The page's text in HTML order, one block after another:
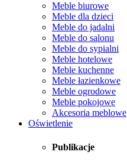
Meble biurowe
Meble dla dzieci
Meble do jadalni
Meble do salonu
Meble do sypialni
Meble hotelowe
Meble kuchenne
Meble łazienkowe
Meble ogrodowe
Meble pokojowe
Akcesoria meblowe
Oświetlenie
Publikacje